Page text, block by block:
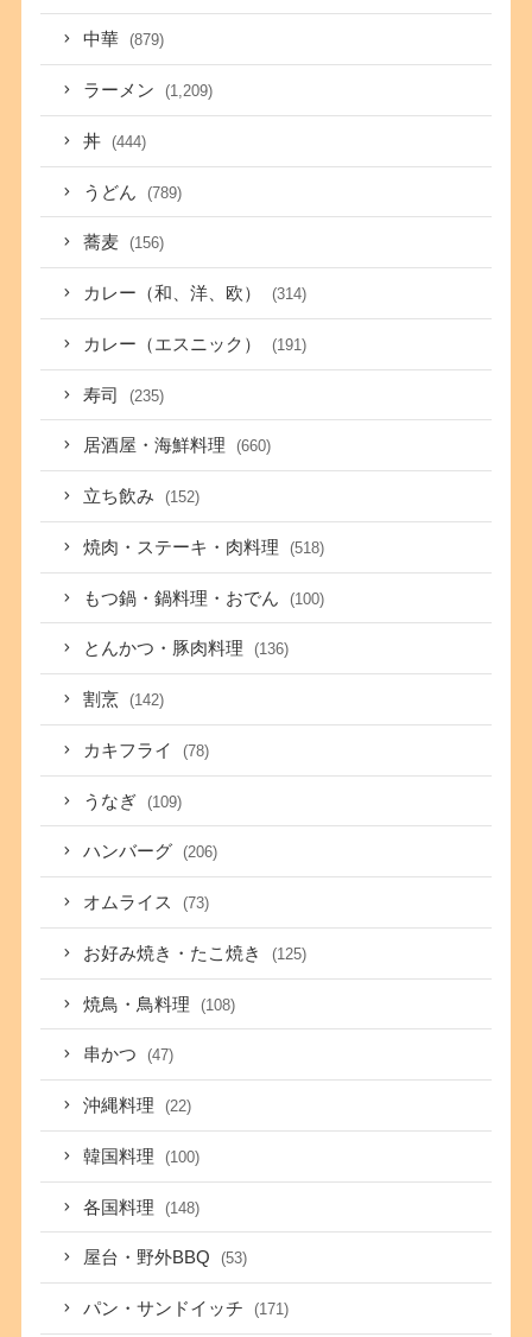
中華 (879)
ラーメン (1,209)
丼 (444)
うどん (789)
蕎麦 (156)
カレー（和、洋、欧） (314)
カレー（エスニック） (191)
寿司 (235)
居酒屋・海鮮料理 (660)
立ち飲み (152)
焼肉・ステーキ・肉料理 (518)
もつ鍋・鍋料理・おでん (100)
とんかつ・豚肉料理 (136)
割烹 (142)
カキフライ (78)
うなぎ (109)
ハンバーグ (206)
オムライス (73)
お好み焼き・たこ焼き (125)
焼鳥・鳥料理 (108)
串かつ (47)
沖縄料理 (22)
韓国料理 (100)
各国料理 (148)
屋台・野外BBQ (53)
パン・サンドイッチ (171)